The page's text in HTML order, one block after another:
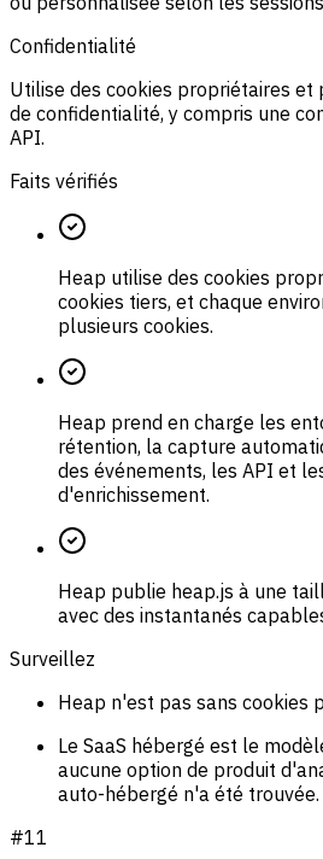
Confidentialité
Utilise des cookies propriétaires et
de confidentialité, y compris une
API.
Faits vérifiés
Heap utilise des cookies
cookies tiers, et chaque
plusieurs cookies.
Heap prend en charge les
rétention, la capture
des événements, les API et
d'enrichissement.
Heap publie heap.js à une
avec des instantanés
Surveillez
Heap n'est pas sans cookies
Le SaaS hébergé est le
aucune option de produit
auto-hébergé n'a été trouvée.
#11